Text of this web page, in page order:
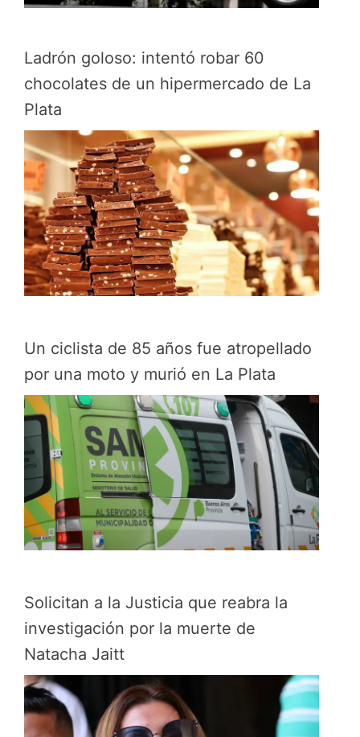
Ladrón goloso: intentó robar 60
chocolates de un hipermercado de La
Plata
Un ciclista de 85 años fue atropellado
por una moto y murió en La Plata
Solicitan a la Justicia que reabra la
investigación por la muerte de
Natacha Jaitt